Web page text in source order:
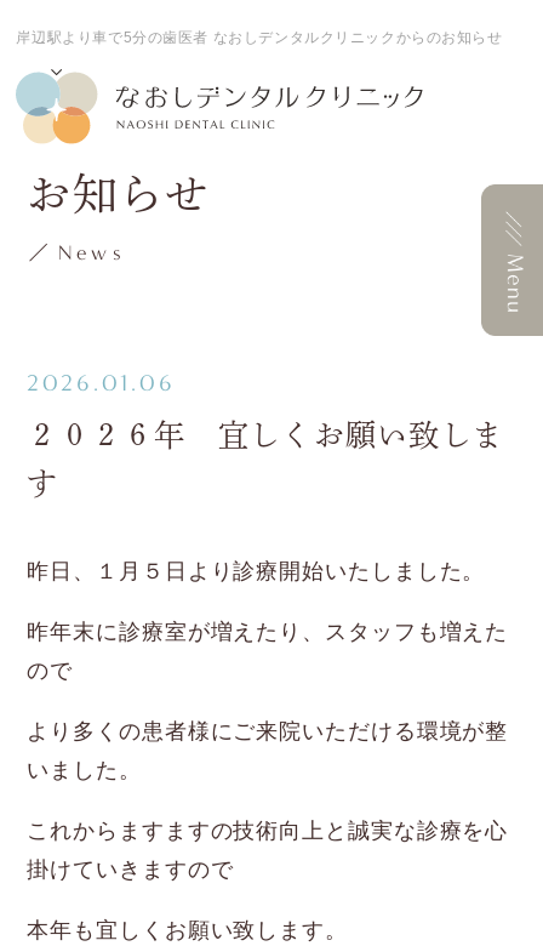
岸辺駅より車で5分の歯医者 なおしデンタルクリニックからのお知らせ
お知らせ
News
2026.01.06
２０２６年 宜しくお願い致しま
す
昨日、１月５日より診療開始いたしました。
昨年末に診療室が増えたり、スタッフも増えた
ので
より多くの患者様にご来院いただける環境が整
いました。
これからますますの技術向上と誠実な診療を心
掛けていきますので
本年も宜しくお願い致します。